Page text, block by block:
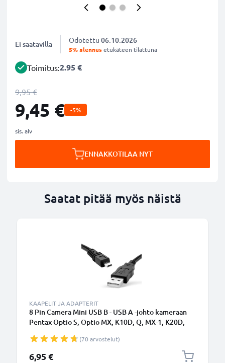
Ei saatavilla Odotettu 06.10.2026
5% alennusetukäteen tilattuna
Toimitus:2.95 €
9,95 €
9,45 € -5%
sis. alv
ENNAKKOTILAA NYT
Saatat pitää myös näistä
KAAPELIT JA ADAPTERIT
8 Pin Camera Mini USB B - USB A -johto kameraan
Pentax Optio S, Optio MX, K10D, Q, MX-1, K20D,
Musta 1.5m, nopea 1A, PVC-kamerajohto I-USB7 I-
USB17 I-USB98 I-USB122, tuotemerkiltä CELLONIC
(70 arvostelut)
6,95 €